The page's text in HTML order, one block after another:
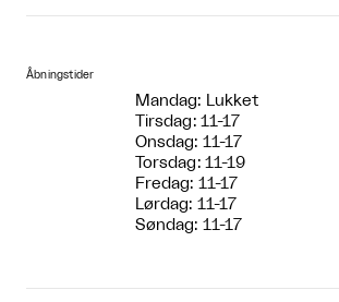
Åbningstider
Mandag: Lukket
Tirsdag: 11-17
Onsdag: 11-17
Torsdag: 11-19
Fredag: 11-17
Lørdag: 11-17
Søndag: 11-17